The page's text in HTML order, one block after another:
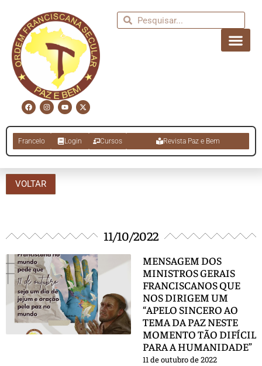
Francelo Login Cursos Revista Paz e Bem
VOLTAR
11/10/2022
MENSAGEM DOS
MINISTROS GERAIS
FRANCISCANOS QUE
NOS DIRIGEM UM
“APELO SINCERO AO
TEMA DA PAZ NESTE
MOMENTO TÃO DIFÍCIL
PARA A HUMANIDADE”
11 de outubro de 2022